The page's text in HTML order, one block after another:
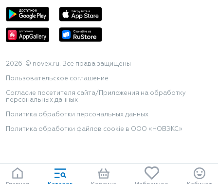
2026 © novex.ru. Все права защищены
Пользовательское соглашение
Согласие посетителя сайта/Приложения на обработку
персональных данных
Политика обработки персональных данных
Политика обработки файлов cookie в ООО «НОВЭКС»